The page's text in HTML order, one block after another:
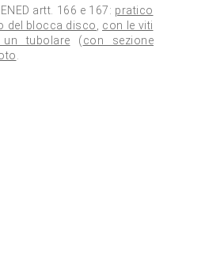
artt. 166 e 167: pratico
del blocca disco
con le viti
tubolare (con sezione